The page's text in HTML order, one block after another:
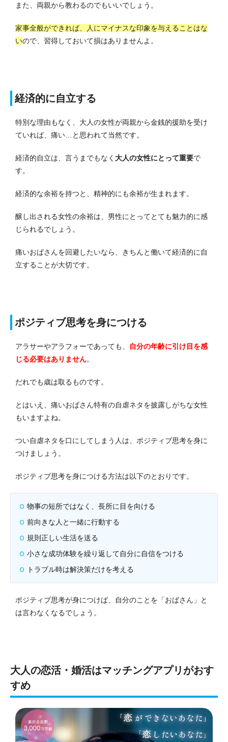
また、両親から教わるのでもいいでしょう。
家事全般ができれば、人にマイナスな印象を与えることはな
いので、習得しておいて損はありませんよ。
経済的に自立する
特別な理由もなく、大人の女性が両親から金銭的援助を受け
ていれば、痛い…と思われて当然です。
経済的自立は、言うまでもなく 大人の女性にとって重要で
す。
経済的な余裕を持つと、精神的にも余裕が生まれます。
醸し出される女性の余裕は、男性にとってとても魅力的に感
じられるでしょう。
痛いおばさんを回避したいなら、きちんと働いて経済的に自
立することが大切です。
ポジティブ思考を身につける
アラサーやアラフォーであっても、
自分の年齢に引け目を感
じる必要はありません。
だれでも歳は取るものです。
とはいえ、痛いおばさん特有の自虐ネタを披露しがちな女性
もいますよね。
つい自虐ネタを口にしてしまう人は、ポジティブ思考を身に
つけましょう。
ポジティブ思考を身につける方法は以下のとおりです。
物事の短所ではなく、長所に目を向ける
前向きな人と一緒に行動する
規則正しい生活を送る
小さな成功体験を繰り返して自分に自信をつける
トラブル時は解決策だけを考える
ポジティブ思考が身につけば、自分のことを「おばさん」と
は言わなくなるでしょう。
大人の恋活・婚活はマッチングアプリがおす
すめ